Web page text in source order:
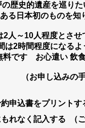
戸の歴史的遺産
日本初のものを
2人～10人程度と
2時間程度になるよ
お心遣い 飲食
（お申し込みの
申込書をプリント
する （ご連絡